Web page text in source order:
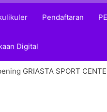
Pendaftaran
Digital
GRIASTA SPORT